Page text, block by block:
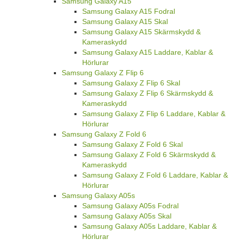
Samsung Galaxy A15 Fodral
Samsung Galaxy A15 Skal
Samsung Galaxy A15 Skärmskydd &
Kameraskydd
Samsung Galaxy A15 Laddare, Kablar &
Hörlurar
Samsung Galaxy Z Flip 6
Samsung Galaxy Z Flip 6 Skal
Samsung Galaxy Z Flip 6 Skärmskydd &
Kameraskydd
Samsung Galaxy Z Flip 6 Laddare, Kablar &
Hörlurar
Samsung Galaxy Z Fold 6
Samsung Galaxy Z Fold 6 Skal
Samsung Galaxy Z Fold 6 Skärmskydd &
Kameraskydd
Samsung Galaxy Z Fold 6 Laddare, Kablar &
Hörlurar
Samsung Galaxy A05s
Samsung Galaxy A05s Fodral
Samsung Galaxy A05s Skal
Samsung Galaxy A05s Laddare, Kablar &
Hörlurar